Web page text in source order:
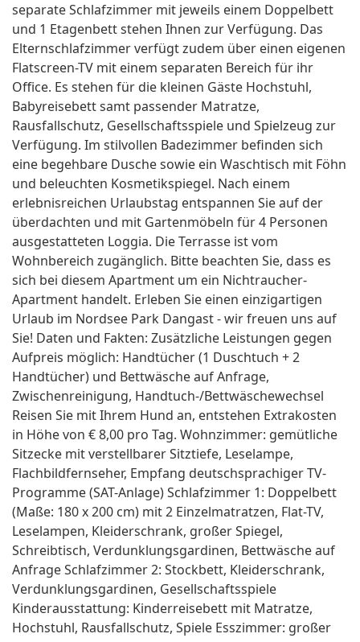
separate Schlafzimmer mit jeweils einem Doppelbett
und 1 Etagenbett stehen Ihnen zur Verfügung. Das
Elternschlafzimmer verfügt zudem über einen eigenen
Flatscreen-TV mit einem separaten Bereich für ihr
Office. Es stehen für die kleinen Gäste Hochstuhl,
Babyreisebett samt passender Matratze,
Rausfallschutz, Gesellschaftsspiele und Spielzeug zur
Verfügung. Im stilvollen Badezimmer befinden sich
eine begehbare Dusche sowie ein Waschtisch mit Föhn
und beleuchten Kosmetikspiegel. Nach einem
erlebnisreichen Urlaubstag entspannen Sie auf der
überdachten und mit Gartenmöbeln für 4 Personen
ausgestatteten Loggia. Die Terrasse ist vom
Wohnbereich zugänglich. Bitte beachten Sie, dass es
sich bei diesem Apartment um ein Nichtraucher-
Apartment handelt. Erleben Sie einen einzigartigen
Urlaub im Nordsee Park Dangast - wir freuen uns auf
Sie! Daten und Fakten: Zusätzliche Leistungen gegen
Aufpreis möglich: Handtücher (1 Duschtuch + 2
Handtücher) und Bettwäsche auf Anfrage,
Zwischenreinigung, Handtuch-/Bettwäschewechsel
Reisen Sie mit Ihrem Hund an, entstehen Extrakosten
in Höhe von € 8,00 pro Tag. Wohnzimmer: gemütliche
Sitzecke mit verstellbarer Sitztiefe, Leselampe,
Flachbildfernseher, Empfang deutschsprachiger TV-
Programme (SAT-Anlage) Schlafzimmer 1: Doppelbett
(Maße: 180 x 200 cm) mit 2 Einzelmatratzen, Flat-TV,
Leselampen, Kleiderschrank, großer Spiegel,
Schreibtisch, Verdunklungsgardinen, Bettwäsche auf
Anfrage Schlafzimmer 2: Stockbett, Kleiderschrank,
Verdunklungsgardinen, Gesellschaftsspiele
Kinderausstattung: Kinderreisebett mit Matratze,
Hochstuhl, Rausfallschutz, Spiele Esszimmer: großer